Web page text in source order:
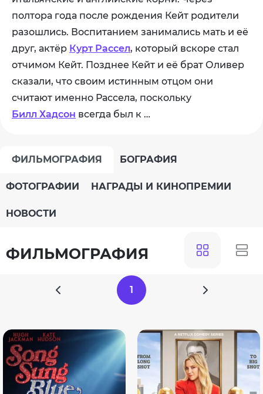
полтора года после рождения Кейт родители
разошлись. Воспитанием занимались мать и её
друг, актёр Курт Рассел, который вскоре стал
отчимом Кейт. Позднее Кейт и её брат Оливер
сказали, что своим истинным отцом они
считают именно Рассела, поскольку
Билл Хадсон всегда был к …
ФИЛЬМОГРАФИЯ БОГРАФИЯ
ФОТОГРАФИИ НАГРАДЫ И КИНОПРЕМИИ
НОВОСТИ
ФИЛЬМОГРАФИЯ
1